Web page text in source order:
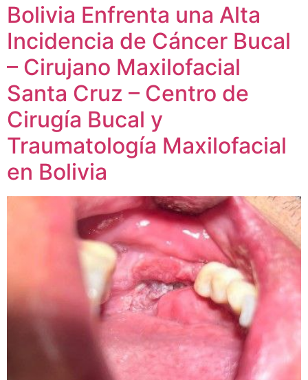
Bolivia Enfrenta una Alta
Incidencia de Cáncer Bucal
– Cirujano Maxilofacial
Santa Cruz – Centro de
Cirugía Bucal y
Traumatología Maxilofacial
en Bolivia